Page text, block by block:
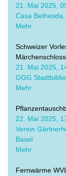
​21. Mai 2025,
​Casa
Mehr
Schweizer
21. Mai 2025,
GGG
Mehr
22. Mai 2025,
Verein
Basel
Mehr
Fernwärme